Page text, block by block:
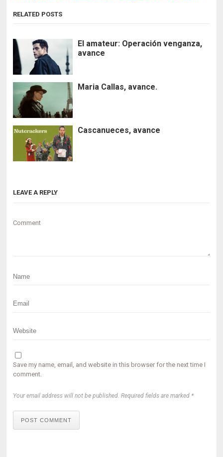
RELATED POSTS
El amateur: Operación venganza,
avance
Maria Callas, avance.
Cascanueces, avance
LEAVE A REPLY
Comment
Save my name, email, and website in this browser for the next time I
comment.
Your email address will not be published. Required fields are marked *
POST COMMENT